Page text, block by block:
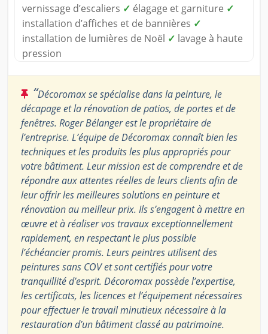
vernissage d’escaliers ✓ élagage et garniture ✓
installation d’affiches et de bannières ✓
installation de lumières de Noël ✓ lavage à haute
pression
“Décoromax se spécialise dans la peinture, le
décapage et la rénovation de patios, de portes et de
fenêtres. Roger Bélanger est le propriétaire de
l’entreprise. L’équipe de Décoromax connaît bien les
techniques et les produits les plus appropriés pour
votre bâtiment. Leur mission est de comprendre et de
répondre aux attentes réelles de leurs clients afin de
leur offrir les meilleures solutions en peinture et
rénovation au meilleur prix. Ils s’engagent à mettre en
œuvre et à réaliser vos travaux exceptionnellement
rapidement, en respectant le plus possible
l’échéancier promis. Leurs peintres utilisent des
peintures sans COV et sont certifiés pour votre
tranquillité d’esprit. Décoromax possède l’expertise,
les certificats, les licences et l’équipement nécessaires
pour effectuer le travail minutieux nécessaire à la
restauration d’un bâtiment classé au patrimoine.